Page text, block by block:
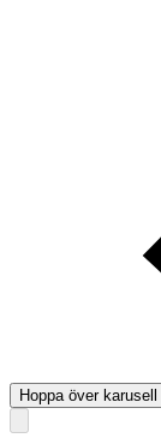
Hoppa över karusell